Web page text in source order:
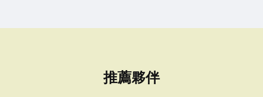
推薦夥伴